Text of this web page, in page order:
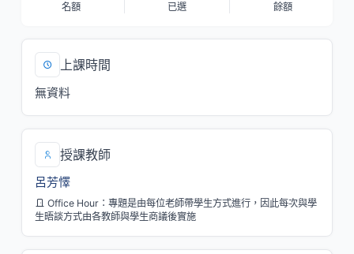
名額 已選 餘額
上課時間
無資料
授課教師
呂芳懌
Office Hour：專題是由每位老師帶學生方式進行，因此每次與學
生晤談方式由各教師與學生商議後實施